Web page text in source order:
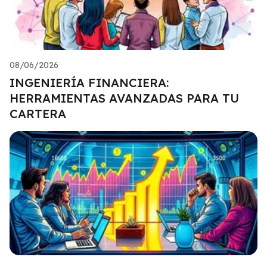
08/06/2026
INGENIERÍA FINANCIERA:
HERRAMIENTAS AVANZADAS PARA TU
CARTERA